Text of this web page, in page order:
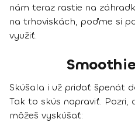
nám teraz rastie na
na trhoviskách, poďme si
využiť.
Skúšala i už pridať špenát
Tak to skús napraviť. Pozri,
môžeš vyskúšať: